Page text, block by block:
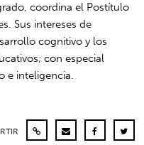
coordina el Postítulo
Sus intereses de
cognitivo y los
con especial
e inteligencia.